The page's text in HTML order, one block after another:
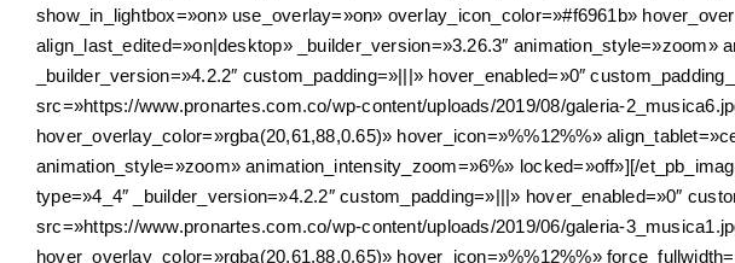
show_in_lightbox=»on» use_overlay=»on» overlay_icon_color=»#f6961b»
align_last_edited=»on|desktop» _builder_version=»3.26.3″
_builder_version=»4.2.2″ custom_padding=»|||» hover_enabled=»0″
src=»https://www.pronartes.com.co/wp-content/uploads/2019/08/galeria-
hover_overlay_color=»rgba(20,61,88,0.65)» hover_icon=»%%12%%»
animation_style=»zoom» animation_intensity_zoom=»6%» locked=»off»][/
type=»4_4″ _builder_version=»4.2.2″ custom_padding=»|||» hover_enabled=»0″
src=»https://www.pronartes.com.co/wp-content/uploads/2019/06/galeria-
hover_overlay_color=»rgba(20,61,88,0.65)» hover_icon=»%%12%%»